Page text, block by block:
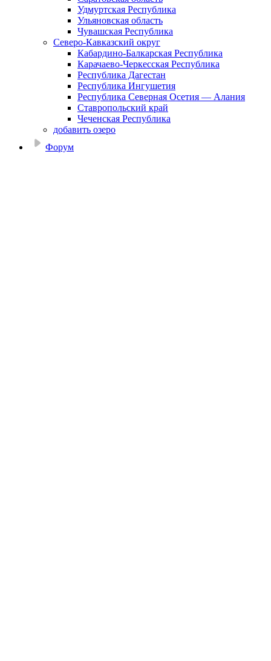
Удмуртская Республика
Ульяновская область
Чувашская Республика
Северо-Кавказский округ
Кабардино-Балкарская Республика
Карачаево-Черкесская Республика
Республика Дагестан
Республика Ингушетия
Республика Северная Осетия — Алания
Ставропольский край
Чеченская Республика
добавить озеро
Форум